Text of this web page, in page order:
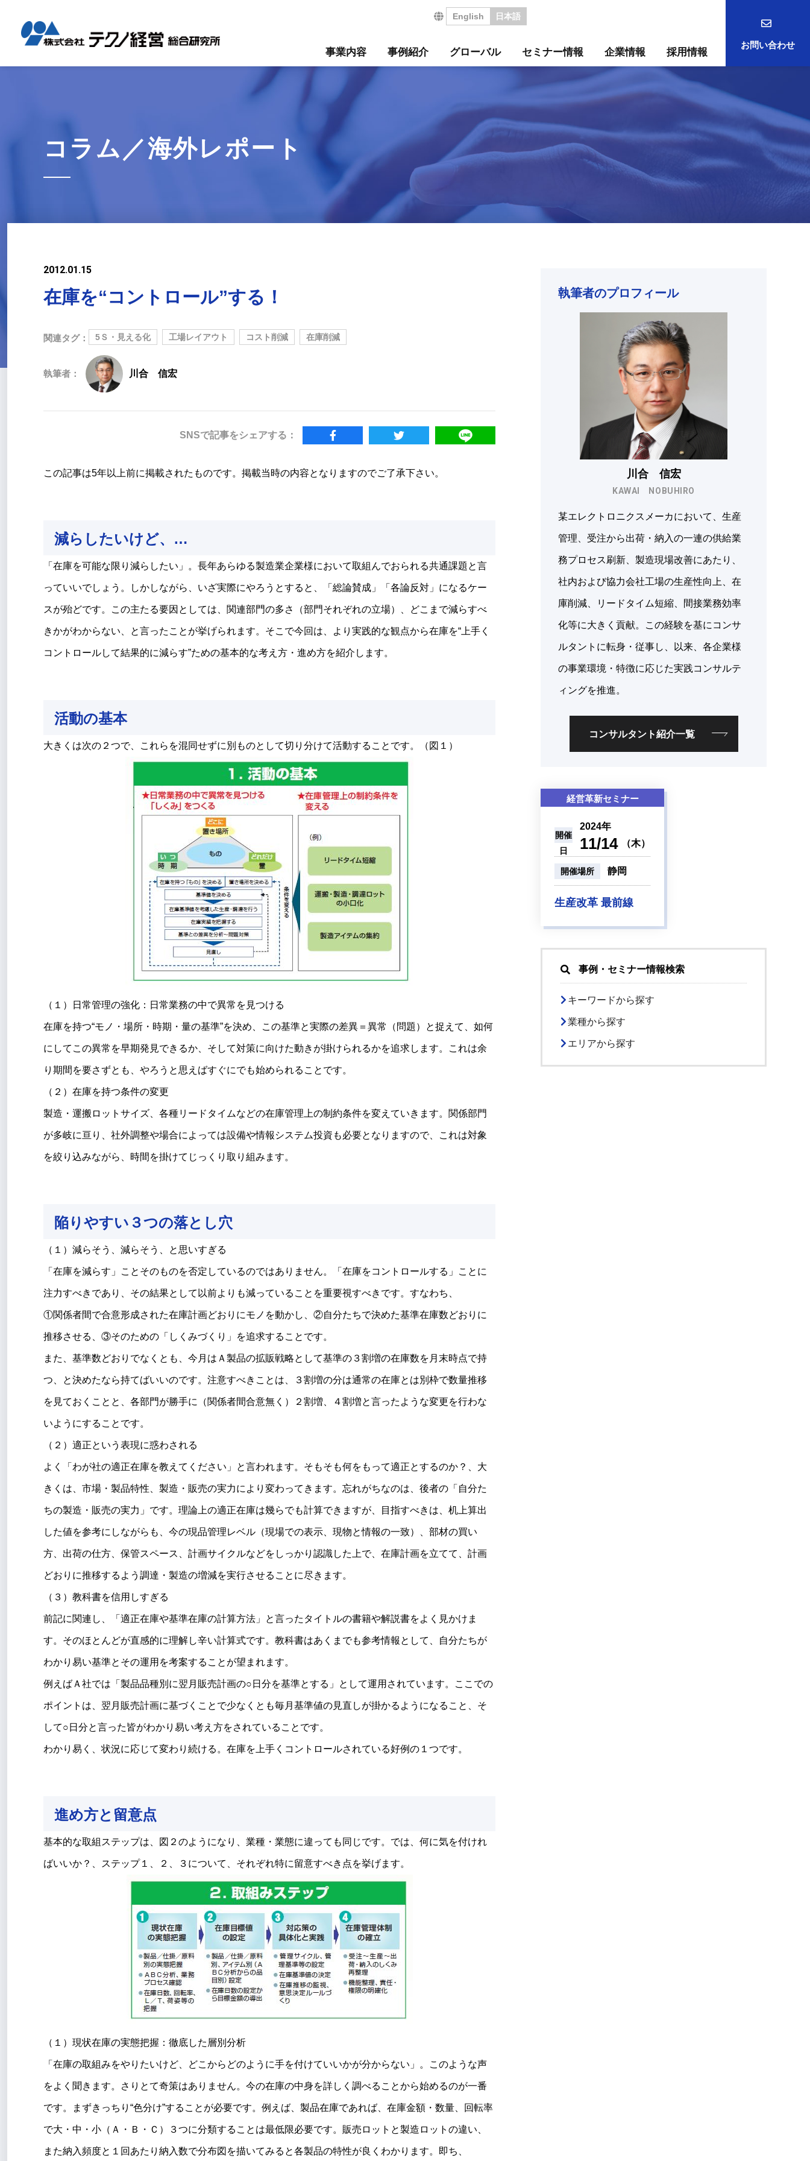
English 日本語
事業内容
テクノ経営の特長
工場管理力セルフチェック
事例紹介
国内コンサルティング事例
ASAP
グローバル
海外展開について
セミナー情報
経営革新セミナー
企業情報
会社概要・沿革
事業所案内
情報セキュリティ方針
テクノ経営ウェブソリューションズ
採用情報
メッセージ
社員インタビュー
コンサルタントになるためには
募集職種・募集要項 採用エントリー
お問い合わせ
コラム／海外レポート
2012.01.15
在庫を“コントロール”する！
関連タグ： 5Ｓ・見える化 工場レイアウト コスト削減 在庫削減
執筆者： 川合 信宏
SNSで記事をシェアする：
この記事は5年以上前に掲載されたものです。掲載当時の内容となりますのでご了承下さい。
減らしたいけど、…
「在庫を可能な限り減らしたい」。長年あらゆる製造業企業様において取組んでおられる共通課題と言
っていいでしょう。しかしながら、いざ実際にやろうとすると、「総論賛成」「各論反対」になるケー
スが殆どです。この主たる要因としては、関連部門の多さ（部門それぞれの立場）、どこまで減らすべ
きかがわからない、と言ったことが挙げられます。そこで今回は、より実践的な観点から在庫を“上手く
コントロールして結果的に減らす”ための基本的な考え方・進め方を紹介します。
活動の基本
大きくは次の２つで、これらを混同せずに別ものとして切り分けて活動することです。（図１）
（１）日常管理の強化：日常業務の中で異常を見つける
在庫を持つ“モノ・場所・時期・量の基準”を決め、この基準と実際の差異＝異常（問題）と捉えて、如何
にしてこの異常を早期発見できるか、そして対策に向けた動きが掛けられるかを追求します。これは余
り期間を要さずとも、やろうと思えばすぐにでも始められることです。
（２）在庫を持つ条件の変更
製造・運搬ロットサイズ、各種リードタイムなどの在庫管理上の制約条件を変えていきます。関係部門
が多岐に亘り、社外調整や場合によっては設備や情報システム投資も必要となりますので、これは対象
を絞り込みながら、時間を掛けてじっくり取り組みます。
陥りやすい３つの落とし穴
（１）減らそう、減らそう、と思いすぎる
「在庫を減らす」ことそのものを否定しているのではありません。「在庫をコントロールする」ことに
注力すべきであり、その結果として以前よりも減っていることを重要視すべきです。すなわち、
①関係者間で合意形成された在庫計画どおりにモノを動かし、②自分たちで決めた基準在庫数どおりに
推移させる、③そのための「しくみづくり」を追求することです。
また、基準数どおりでなくとも、今月はＡ製品の拡販戦略として基準の３割増の在庫数を月末時点で持
つ、と決めたなら持てばいいのです。注意すべきことは、３割増の分は通常の在庫とは別枠で数量推移
を見ておくことと、各部門が勝手に（関係者間合意無く）２割増、４割増と言ったような変更を行わな
いようにすることです。
（２）適正という表現に惑わされる
よく「わが社の適正在庫を教えてください」と言われます。そもそも何をもって適正とするのか？、大
きくは、市場・製品特性、製造・販売の実力により変わってきます。忘れがちなのは、後者の「自分た
ちの製造・販売の実力」です。理論上の適正在庫は幾らでも計算できますが、目指すべきは、机上算出
した値を参考にしながらも、今の現品管理レベル（現場での表示、現物と情報の一致）、部材の買い
方、出荷の仕方、保管スペース、計画サイクルなどをしっかり認識した上で、在庫計画を立てて、計画
どおりに推移するよう調達・製造の増減を実行させることに尽きます。
（３）教科書を信用しすぎる
前記に関連し、「適正在庫や基準在庫の計算方法」と言ったタイトルの書籍や解説書をよく見かけま
す。そのほとんどが直感的に理解し辛い計算式です。教科書はあくまでも参考情報として、自分たちが
わかり易い基準とその運用を考案することが望まれます。
例えばＡ社では「製品品種別に翌月販売計画の○日分を基準とする」として運用されています。ここでの
ポイントは、翌月販売計画に基づくことで少なくとも毎月基準値の見直しが掛かるようになること、そ
して○日分と言った皆がわかり易い考え方をされていることです。
わかり易く、状況に応じて変わり続ける。在庫を上手くコントロールされている好例の１つです。
進め方と留意点
基本的な取組ステップは、図２のようになり、業種・業態に違っても同じです。では、何に気を付けれ
ばいいか？、ステップ１、２、３について、それぞれ特に留意すべき点を挙げます。
（１）現状在庫の実態把握：徹底した層別分析
「在庫の取組みをやりたいけど、どこからどのように手を付けていいかが分からない」。このような声
をよく聞きます。さりとて奇策はありません。今の在庫の中身を詳しく調べることから始めるのが一番
です。まずきっちり“色分け”することが必要です。例えば、製品在庫であれば、在庫金額・数量、回転率
で大・中・小（Ａ・Ｂ・Ｃ）３つに分類することは最低限必要です。販売ロットと製造ロットの違い、
また納入頻度と１回あたり納入数で分布図を描いてみると各製品の特性が良くわかります。即ち、
執筆者のプロフィール
川合 信宏
KAWAI NOBUHIRO
某エレクトロニクスメーカにおいて、生産
管理、受注から出荷・納入の一連の供給業
務プロセス刷新、製造現場改善にあたり、
社内および協力会社工場の生産性向上、在
庫削減、リードタイム短縮、間接業務効率
化等に大きく貢献。この経験を基にコンサ
ルタントに転身・従事し、以来、各企業様
の事業環境・特徴に応じた実践コンサルテ
ィングを推進。
コンサルタント紹介一覧
経営革新セミナー
開催
日
2024年
11/14 （木）
開催場所 静岡
生産改革 最前線
事例・セミナー情報検索
キーワードから探す
業種から探す
エリアから探す